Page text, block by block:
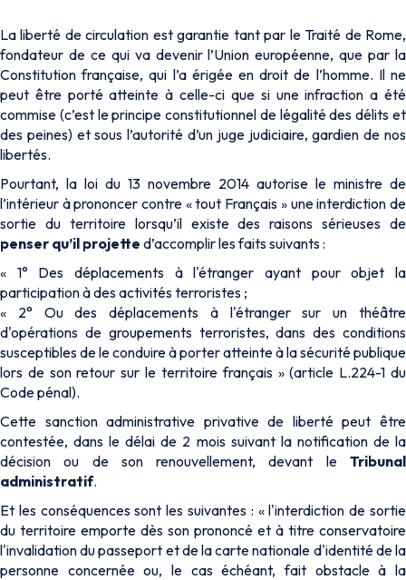
La liberté de circulation est garantie tant par le Traité de Rome,
fondateur de ce qui va devenir l’Union européenne, que par la
Constitution française, qui l’a érigée en droit de l’homme. Il ne
peut être porté atteinte à celle-ci que si une infraction a été
commise (c’est le principe constitutionnel de légalité des délits et
des peines) et sous l’autorité d’un juge judiciaire, gardien de nos
libertés.
Pourtant, la loi du 13 novembre 2014 autorise le ministre de
l’intérieur à prononcer contre « tout Français » une interdiction de
sortie du territoire lorsqu’il existe des raisons sérieuses de
penser qu’il projette d’accomplir les faits suivants :
« 1° Des déplacements à l'étranger ayant pour objet la
participation à des activités terroristes ;
« 2° Ou des déplacements à l'étranger sur un théâtre
d'opérations de groupements terroristes, dans des conditions
susceptibles de le conduire à porter atteinte à la sécurité publique
lors de son retour sur le territoire français » (article L.224-1 du
Code pénal).
Cette sanction administrative privative de liberté peut être
contestée, dans le délai de 2 mois suivant la notification de la
décision ou de son renouvellement, devant le Tribunal
administratif.
Et les conséquences sont les suivantes : « l'interdiction de sortie
du territoire emporte dès son prononcé et à titre conservatoire
l'invalidation du passeport et de la carte nationale d'identité de la
personne concernée ou, le cas échéant, fait obstacle à la